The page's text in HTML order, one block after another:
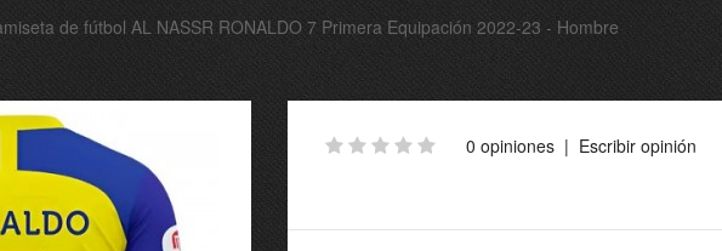
de fútbol AL NASSR RONALDO 7 Primera Equipación 2022-23 - Hombre
0 opiniones | Escribir opinión